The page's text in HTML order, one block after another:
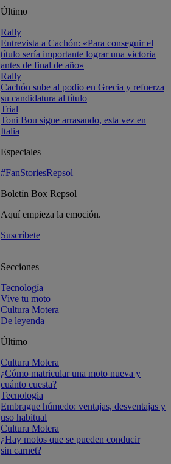
Último
Rally
Entrevista a Cachón: «Para conseguir el
título sería importante lograr una victoria
antes de final de año»
Rally
Cachón sube al podio en Grecia y refuerza
su candidatura al título
Trial
Toni Bou sigue arrasando, esta vez en
Italia
Especiales
#FanStoriesRepsol
Boletín Box Repsol
Aquí empieza la emoción.
Suscríbete
Secciones
Tecnología
Vive tu moto
Cultura Motera
De leyenda
Último
Cultura Motera
¿Cómo matricular una moto nueva y
cuánto cuesta?
Tecnologia
Embrague húmedo: ventajas, desventajas y
uso habitual
Cultura Motera
¿Hay motos que se pueden conducir
sin carnet?